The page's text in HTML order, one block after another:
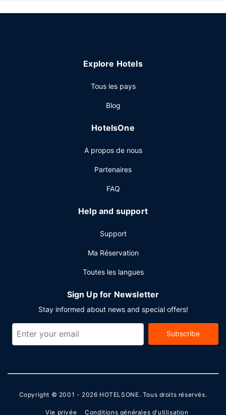
Explore Hotels
Tous les pays
Blog
HotelsOne
A propos de nous
Partenaires
FAQ
Help and support
Support
Ma Réservation
Toutes les langues
Sign Up for Newsletter
Stay informed about news and special offers!
Subscribe
Copyright © 2001 - 2026 HOTELSONE. Tous droits réservés.
Vie privée Conditions générales d'utilisation